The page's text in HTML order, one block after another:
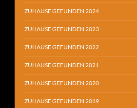
ZUHAUSE GEFUNDEN 2024
ZUHAUSE GEFUNDEN 2023
ZUHAUSE GEFUNDEN 2022
ZUHAUSE GEFUNDEN 2021
ZUHAUSE GEFUNDEN 2020
ZUHAUSE GEFUNDEN 2019